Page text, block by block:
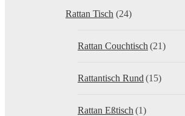
Rattan Tisch (24)
Rattan Couchtisch (21)
Rattantisch Rund (15)
Rattan Eßtisch (1)